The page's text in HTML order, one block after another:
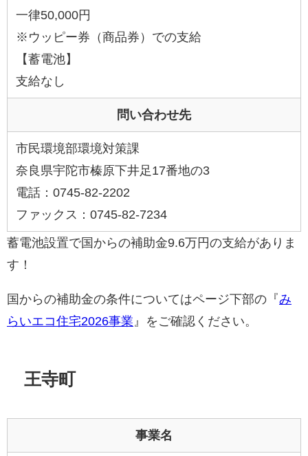
一律50,000円
※ウッピー券（商品券）での支給
【蓄電池】
支給なし
問い合わせ先
市民環境部環境対策課
奈良県宇陀市榛原下井足17番地の3
電話：0745-82-2202
ファックス：0745-82-7234
蓄電池設置で国からの補助金9.6万円の支給がありま
す！
国からの補助金の条件についてはページ下部の『み
らいエコ住宅2026事業 』をご確認ください。
王寺町
事業名